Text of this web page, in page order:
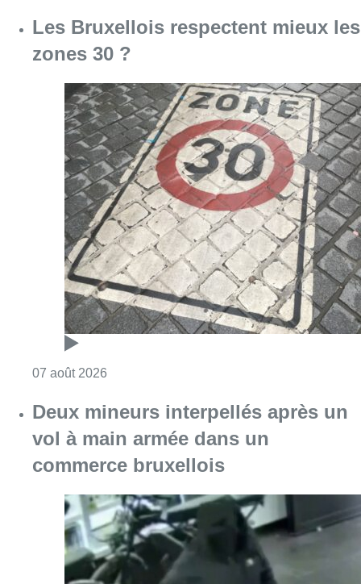
Les Bruxellois respectent mieux les
zones 30 ?
07 août 2026
Deux mineurs interpellés après un
vol à main armée dans un
commerce bruxellois